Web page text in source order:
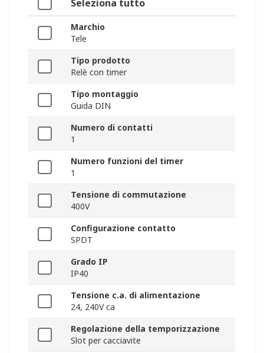
Seleziona tutto
Marchio
Tele
Tipo prodotto
Relè con timer
Tipo montaggio
Guida DIN
Numero di contatti
1
Numero funzioni del timer
1
Tensione di commutazione
400V
Configurazione contatto
SPDT
Grado IP
IP40
Tensione c.a. di alimentazione
24, 240V ca
Regolazione della temporizzazione
Slot per cacciavite